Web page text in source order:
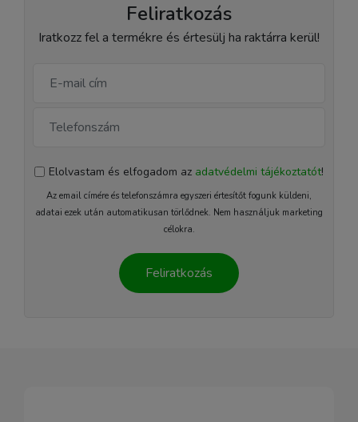
Feliratkozás
Iratkozz fel a termékre és értesülj ha raktárra kerül!
Elolvastam és elfogadom az adatvédelmi tájékoztatót!
Az email címére és telefonszámra egyszeri értesítőt fogunk küldeni,
adatai ezek után automatikusan törlődnek. Nem használjuk marketing
célokra.
Feliratkozás